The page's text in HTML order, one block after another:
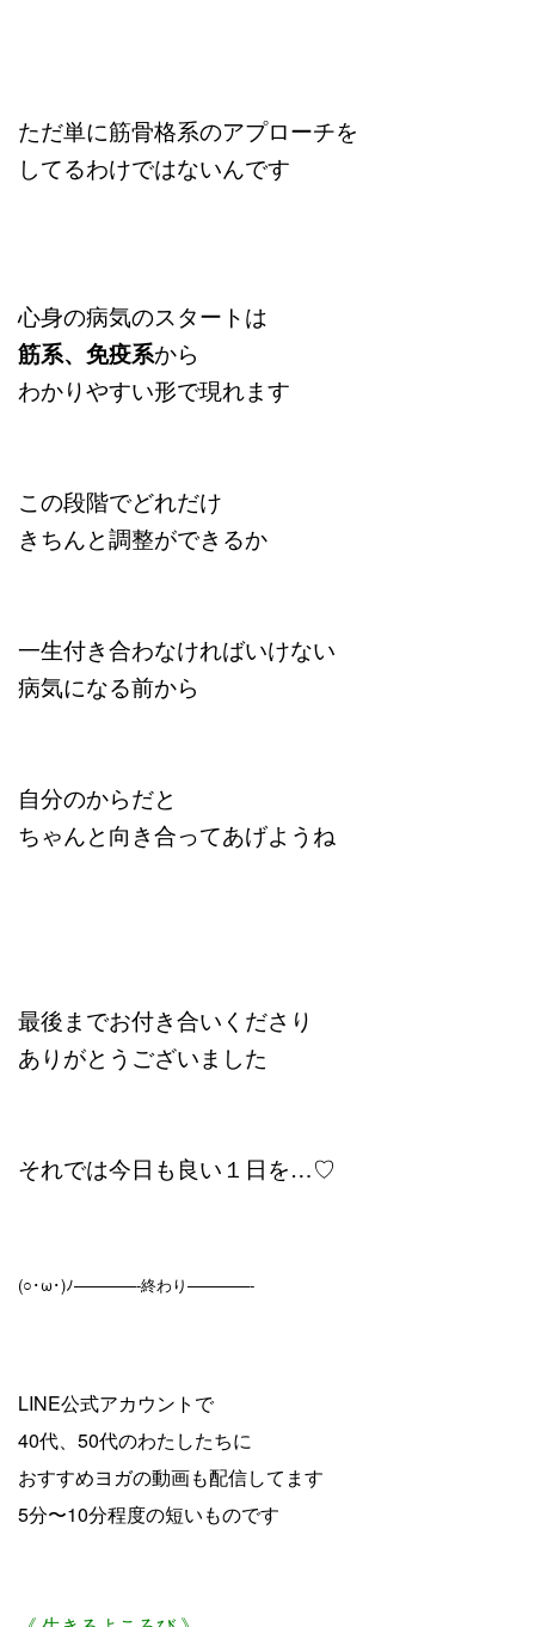
ただ単に筋骨格系のアプローチを
してるわけではないんです
心身の病気のスタートは
筋系、免疫系から
わかりやすい形で現れます
この段階でどれだけ
きちんと調整ができるか
一生付き合わなければいけない
病気になる前から
自分のからだと
ちゃんと向き合ってあげようね
最後までお付き合いくださり
ありがとうございました
それでは今日も良い１日を…♡
(○･ω･)ﾉ————-終わり————-
LINE公式アカウントで
40代、50代のわたしたちに
おすすめヨガの動画も配信してます
5分〜10分程度の短いものです